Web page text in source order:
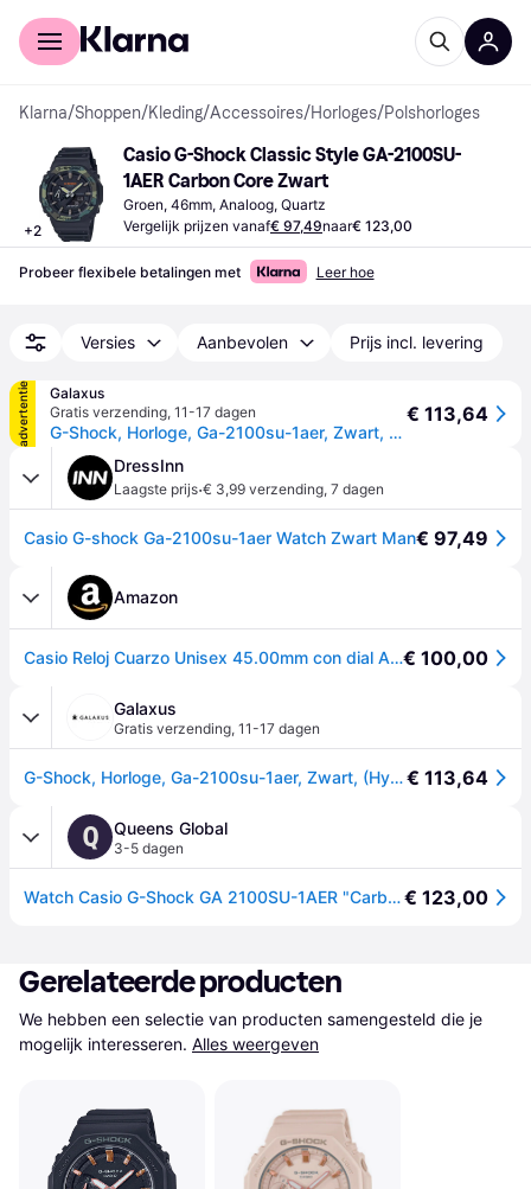
Voor shoppers
Klarna/Shoppen/Kleding/Accessoires/Horloges/Polshorloges
+2
Casio G-Shock Classic Style GA-2100SU-
1AER Carbon Core Zwart
Groen, 46mm, Analoog, Quartz
Vergelijk prijzen vanaf€ 97,49naar€ 123,00
Probeer flexibele betalingen met Leer hoe
Versies Aanbevolen Prijs incl. levering
advertentie
Galaxus
Gratis verzending, 11-17 dagen
G-Shock, Horloge, Ga-2100su-1aer, Zwart, (Hybride klok, 45.40mm)
€ 113,64
DressInn
Laagste prijs·€ 3,99 verzending, 7 dagen
Casio G-shock Ga-2100su-1aer Watch Zwart Man€ 97,49
Amazon
Casio Reloj Cuarzo Unisex 45.00mm con dial Analógico Negro y Correa de Resina Negra GA-2100SU-1AER€ 100,00
Galaxus
Gratis verzending, 11-17 dagen
G-Shock, Horloge, Ga-2100su-1aer, Zwart, (Hybride klok, 45.40mm)€ 113,64
Q Queens Global
3-5 dagen
Watch Casio G-Shock GA 2100SU-1AER "Carbon Core Guard Series" černé Universal€ 123,00
Gerelateerde producten
We hebben een selectie van producten samengesteld die je
mogelijk interesseren. Alles weergeven